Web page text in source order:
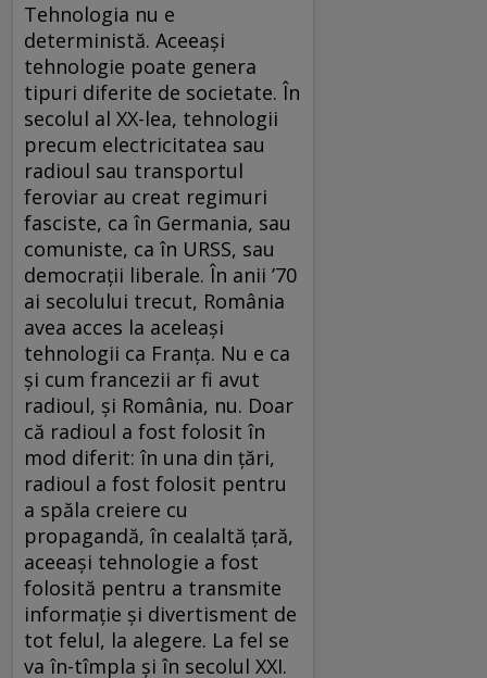
Tehnologia nu e
deterministă. Aceeași
tehnologie poate genera
tipuri diferite de societate. În
secolul al XX-lea, tehnologii
precum electricitatea sau
radioul sau transportul
feroviar au creat regimuri
fasciste, ca în Germania, sau
comuniste, ca în URSS, sau
democrații liberale. În anii ’70
ai secolului trecut, România
avea acces la aceleași
tehnologii ca Franța. Nu e ca
și cum francezii ar fi avut
radioul, și România, nu. Doar
că radioul a fost folosit în
mod diferit: în una din țări,
radioul a fost folosit pentru
a spăla creiere cu
propagandă, în cealaltă țară,
aceeași tehnologie a fost
folosită pentru a transmite
informație și divertisment de
tot felul, la alegere. La fel se
va în-tîmpla și în secolul XXI.